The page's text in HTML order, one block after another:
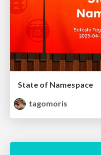
State of Namespace
tagomoris